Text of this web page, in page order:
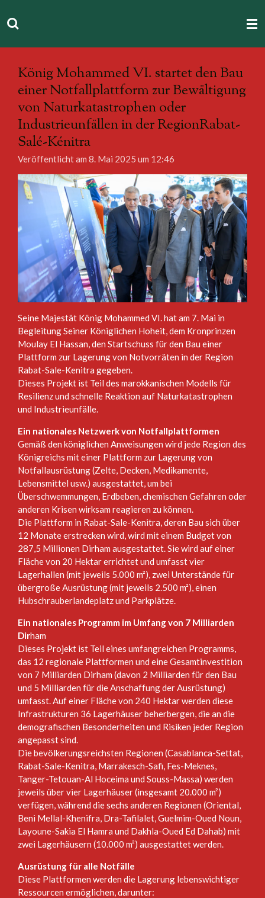
Hauptinhalt
König Mohammed VI. startet den Bau
einer Notfallplattform zur Bewältigung
von Naturkatastrophen oder
Industrieunfällen in der RegionRabat-
Salé-Kénitra
Veröffentlicht am 8. Mai 2025 um 12:46
Seine Majestät König Mohammed VI. hat am 7. Mai in
Begleitung Seiner Königlichen Hoheit, dem Kronprinzen
Moulay El Hassan, den Startschuss für den Bau einer
Plattform zur Lagerung von Notvorräten in der Region
Rabat-Sale-Kenitra gegeben.
Dieses Projekt ist Teil des marokkanischen Modells für
Resilienz und schnelle Reaktion auf Naturkatastrophen
und Industrieunfälle.
Ein nationales Netzwerk von Notfallplattformen
Gemäß den königlichen Anweisungen wird jede Region des
Königreichs mit einer Plattform zur Lagerung von
Notfallausrüstung (Zelte, Decken, Medikamente,
Lebensmittel usw.) ausgestattet, um bei
Überschwemmungen, Erdbeben, chemischen Gefahren oder
anderen Krisen wirksam reagieren zu können.
Die Plattform in Rabat-Sale-Kenitra, deren Bau sich über
12 Monate erstrecken wird, wird mit einem Budget von
287,5 Millionen Dirham ausgestattet. Sie wird auf einer
Fläche von 20 Hektar errichtet und umfasst vier
Lagerhallen (mit jeweils 5.000 m²), zwei Unterstände für
übergroße Ausrüstung (mit jeweils 2.500 m²), einen
Hubschrauberlandeplatz und Parkplätze.
Ein nationales Programm im Umfang von 7 Milliarden
Dirham
Dieses Projekt ist Teil eines umfangreichen Programms,
das 12 regionale Plattformen und eine Gesamtinvestition
von 7 Milliarden Dirham (davon 2 Milliarden für den Bau
und 5 Milliarden für die Anschaffung der Ausrüstung)
umfasst. Auf einer Fläche von 240 Hektar werden diese
Infrastrukturen 36 Lagerhäuser beherbergen, die an die
demografischen Besonderheiten und Risiken jeder Region
angepasst sind.
Die bevölkerungsreichsten Regionen (Casablanca-Settat,
Rabat-Sale-Kenitra, Marrakesch-Safi, Fes-Meknes,
Tanger-Tetouan-Al Hoceima und Souss-Massa) werden
jeweils über vier Lagerhäuser (insgesamt 20.000 m²)
verfügen, während die sechs anderen Regionen (Oriental,
Beni Mellal-Khenifra, Dra-Tafilalet, Guelmim-Oued Noun,
Layoune-Sakia El Hamra und Dakhla-Oued Ed Dahab) mit
zwei Lagerhäusern (10.000 m²) ausgestattet werden.
Ausrüstung für alle Notfälle
Diese Plattformen werden die Lagerung lebenswichtiger
Ressourcen ermöglichen, darunter: